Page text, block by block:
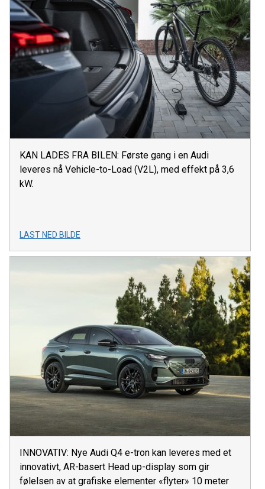
KAN LADES FRA BILEN: Første gang i en Audi
leveres nå Vehicle-to-Load (V2L), med effekt på 3,6
kW.
LAST NED BILDE
INNOVATIV: Nye Audi Q4 e-tron kan leveres med et
innovativt, AR-basert Head up-display som gir
følelsen av at grafiske elementer «flyter» 10 meter